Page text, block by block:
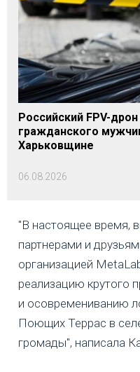
Российский FPV-
гражданского
Харьковщине
06.08.2026
"В настоящее время,
партнерами и
организацией
реализацию крутого
и осовремениванию
Поющих Террас в
громады", написала